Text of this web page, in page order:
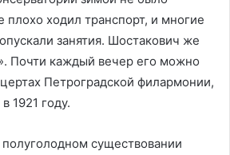
плохо ходил транспорт, и многие
занятия. Шостакович же
Почти каждый вечер его можно
Петроградской филармонии,
1921 году.
существовании